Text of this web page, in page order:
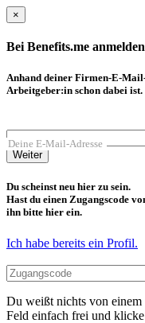
×
Bei Benefits.me anmelden
Anhand deiner Firmen-E-
Arbeitgeber:in schon dabei ist.
Deine E-Mail-Adresse
Weiter
Du scheinst neu hier zu sein.
Hast du einen Zugangscode
ihn bitte hier ein.
Ich habe bereits ein Profil.
Du weißt nichts von einem
Feld einfach frei und